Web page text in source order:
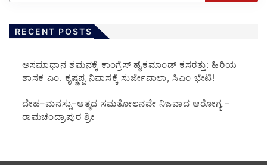
RECENT POSTS
ಅಸಮಾಧಾನ ಶಮನಕ್ಕೆ ಕಾಂಗ್ರೆಸ್ ಹೈಕಮಾಂಡ್ ಕಸರತ್ತು: ಹಿರಿಯ
ಶಾಸಕ ಎಂ. ಕೃಷ್ಣಪ್ಪ ನಿವಾಸಕ್ಕೆ ಸುರ್ಜೇವಾಲಾ, ಸಿಎಂ ಭೇಟಿ!
ದೇಹ–ಮನಸ್ಸು–ಆತ್ಮದ ಸಮತೋಲನವೇ ನಿಜವಾದ ಆರೋಗ್ಯ –
ರಾಮಚಂದ್ರಾಪುರ ಶ್ರೀ